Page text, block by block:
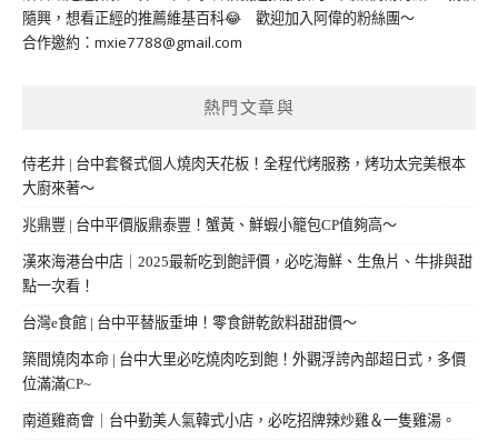
隨興，想看正經的推薦維基百科😂 歡迎加入阿偉的粉絲團～
合作邀約： mxie7788@gmail.com
熱門文章與
侍老井 | 台中套餐式個人燒肉天花板！全程代烤服務，烤功太完美根本
大廚來著～
兆鼎豐 | 台中平價版鼎泰豐！蟹黃、鮮蝦小籠包CP值夠高～
漢來海港台中店｜2025最新吃到飽評價，必吃海鮮、生魚片、牛排與甜
點一次看！
台灣e食館 | 台中平替版垂坤！零食餅乾飲料甜甜價～
築間燒肉本命 | 台中大里必吃燒肉吃到飽！外觀浮誇內部超日式，多價
位滿滿CP~
南道雞商會｜台中勤美人氣韓式小店，必吃招牌辣炒雞＆一隻雞湯。